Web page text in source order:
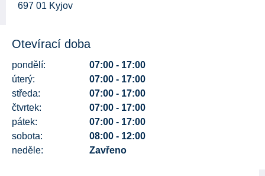
697 01 Kyjov
Otevírací doba
pondělí:
07:00 - 17:00
úterý:
07:00 - 17:00
středa:
07:00 - 17:00
čtvrtek:
07:00 - 17:00
pátek:
07:00 - 17:00
sobota:
08:00 - 12:00
neděle:
Zavřeno